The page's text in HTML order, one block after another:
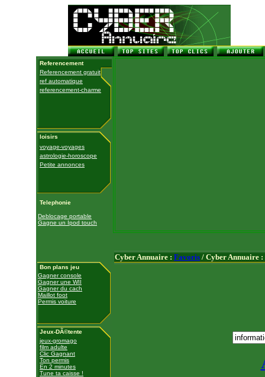
Referencement
Referencement gratuit
ref automatique
referencement-charme
loisirs
voyage-voyages
astrologie-horoscope
Petite annonces
Telephonie
Deblocage portable
Gagne un Ipod touch
Bon plans jeu
Gagner console
Gagner une WII
Gagner du cach
Maillot foot
Permis voiture
Jeux-DÃ©tente
jeux-gromago
film adulte
Clic Gagnant
Ton permis
En 2 minutes
Tune ta caisse !
Cyber Annuaire : Favoris / Cyber Annuaire :